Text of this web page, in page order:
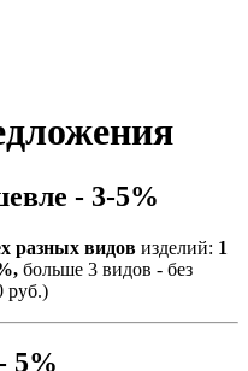
- 3-5%
разных видов изделий: 1
больше 3 видов - без
руб.)
5%